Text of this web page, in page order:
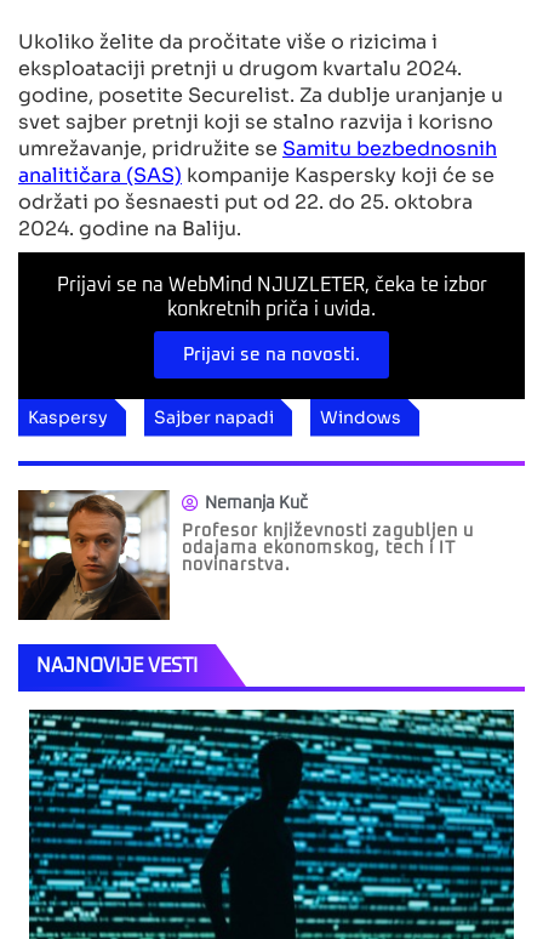
Ukoliko želite da pročitate više o rizicima i
eksploataciji pretnji u drugom kvartalu 2024.
godine, posetite Securelist. Za dublje uranjanje u
svet sajber pretnji koji se stalno razvija i korisno
umrežavanje, pridružite se Samitu bezbednosnih
analitičara (SAS) kompanije Kaspersky koji će se
održati po šesnaesti put od 22. do 25. oktobra
2024. godine na Baliju.
Prijavi se na WebMind NJUZLETER, čeka te izbor
konkretnih priča i uvida.
Prijavi se na novosti.
Kaspersy Sajber napadi Windows
Nemanja Kuč
Profesor književnosti zagubljen u
odajama ekonomskog, tech i IT
novinarstva.
NAJNOVIJE VESTI